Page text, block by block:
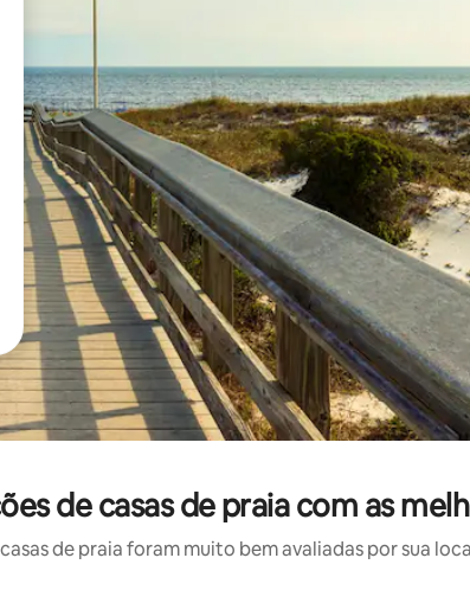
as seta para cima e para baixo do teclado ou
de casas de praia com as
de praia foram muito bem avaliadas por sua